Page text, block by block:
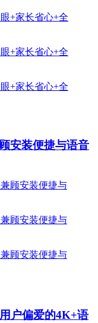
安装便捷与语音
户偏爱的4K+语